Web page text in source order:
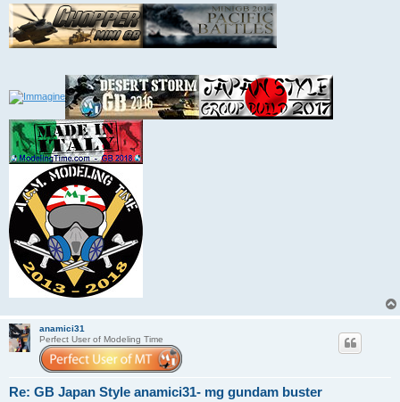
anamici31
Perfect User of Modeling Time
Re: GB Japan Style anamici31- mg gundam buster